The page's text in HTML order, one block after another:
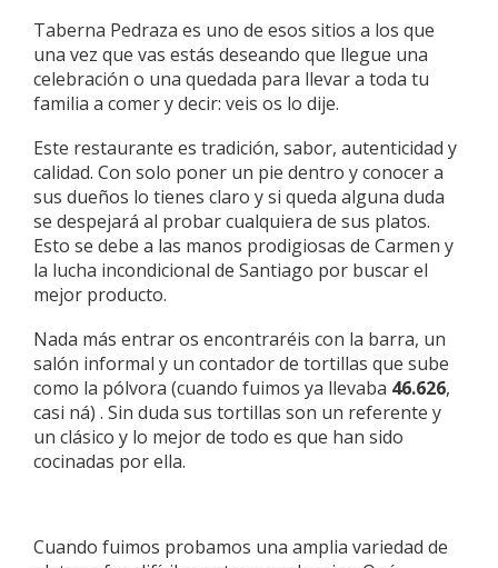
Taberna Pedraza es uno de esos sitios a los que
una vez que vas estás deseando que llegue una
celebración o una quedada para llevar a toda tu
familia a comer y decir: veis os lo dije.
Este restaurante es tradición, sabor, autenticidad y
calidad. Con solo poner un pie dentro y conocer a
sus dueños lo tienes claro y si queda alguna duda
se despejará al probar cualquiera de sus platos.
Esto se debe a las manos prodigiosas de Carmen y
la lucha incondicional de Santiago por buscar el
mejor producto.
Nada más entrar os encontraréis con la barra, un
salón informal y un contador de tortillas que sube
como la pólvora (cuando fuimos ya llevaba 46.626,
casi ná) . Sin duda sus tortillas son un referente y
un clásico y lo mejor de todo es que han sido
cocinadas por ella.
Cuando fuimos probamos una amplia variedad de